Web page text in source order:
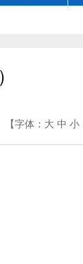
【字体： 大 中 小